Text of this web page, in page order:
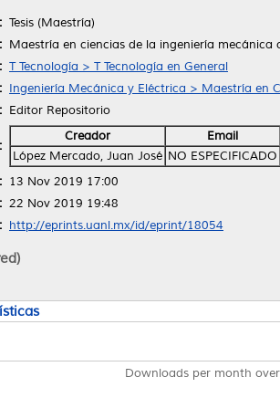
Tesis (Maestría)
Maestría en ciencias de la ingeniería mecánica
T Tecnología > T Tecnología en General
Ingeniería Mecánica y Eléctrica > Maestría en
Editor Repositorio
Creador
Email
López Mercado, Juan José NO ESPECIFICADO
13 Nov 2019 17:00
22 Nov 2019 19:48
http://eprints.uanl.mx/id/eprint/18054
Downloads per month